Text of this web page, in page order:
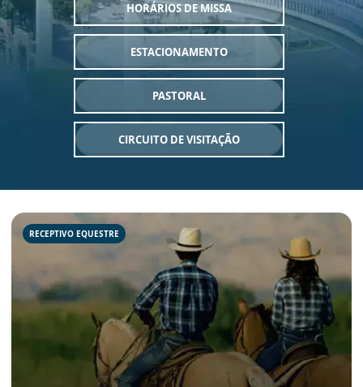
HORÁRIOS DE MISSA
ESTACIONAMENTO
PASTORAL
CIRCUITO DE VISITAÇÃO
RECEPTIVO EQUESTRE